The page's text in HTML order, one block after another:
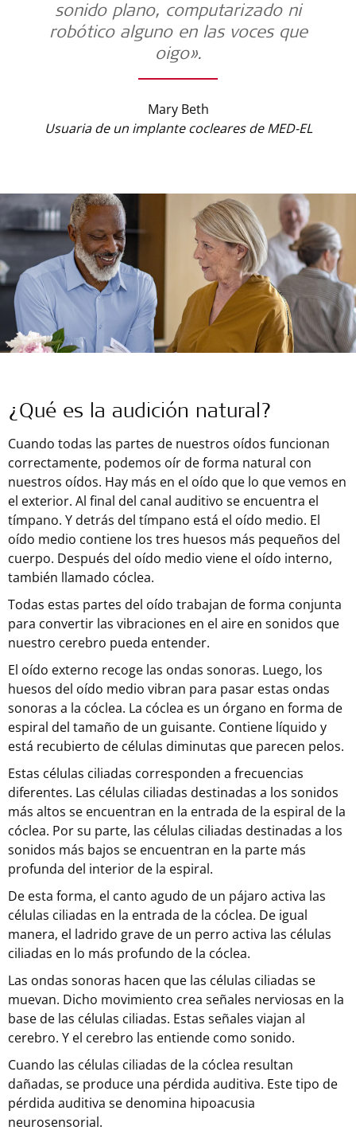
sonido plano, computarizado ni
robótico alguno en las voces que
oigo».
Mary Beth
Usuaria de un implante cocleares de MED-EL
¿Qué es la audición natural?
Cuando todas las partes de nuestros oídos funcionan
correctamente, podemos oír de forma natural con
nuestros oídos. Hay más en el oído que lo que vemos en
el exterior. Al final del canal auditivo se encuentra el
tímpano. Y detrás del tímpano está el oído medio. El
oído medio contiene los tres huesos más pequeños del
cuerpo. Después del oído medio viene el oído interno,
también llamado cóclea.
Todas estas partes del oído trabajan de forma conjunta
para convertir las vibraciones en el aire en sonidos que
nuestro cerebro pueda entender.
El oído externo recoge las ondas sonoras. Luego, los
huesos del oído medio vibran para pasar estas ondas
sonoras a la cóclea. La cóclea es un órgano en forma de
espiral del tamaño de un guisante. Contiene líquido y
está recubierto de células diminutas que parecen pelos.
Estas células ciliadas corresponden a frecuencias
diferentes. Las células ciliadas destinadas a los sonidos
más altos se encuentran en la entrada de la espiral de la
cóclea. Por su parte, las células ciliadas destinadas a los
sonidos más bajos se encuentran en la parte más
profunda del interior de la espiral.
De esta forma, el canto agudo de un pájaro activa las
células ciliadas en la entrada de la cóclea. De igual
manera, el ladrido grave de un perro activa las células
ciliadas en lo más profundo de la cóclea.
Las ondas sonoras hacen que las células ciliadas se
muevan. Dicho movimiento crea señales nerviosas en la
base de las células ciliadas. Estas señales viajan al
cerebro. Y el cerebro las entiende como sonido.
Cuando las células ciliadas de la cóclea resultan
dañadas, se produce una pérdida auditiva. Este tipo de
pérdida auditiva se denomina hipoacusia
neurosensorial.